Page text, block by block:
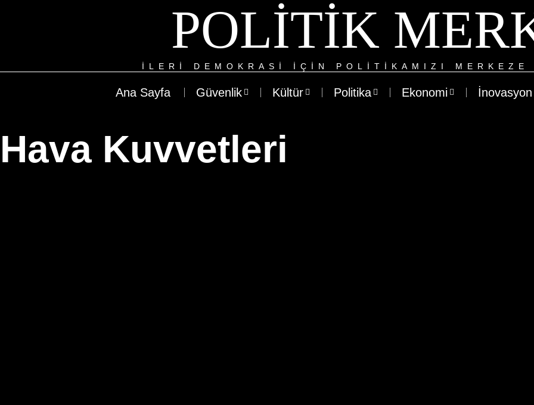
POLITIK
ILERI DEMOKRASI IÇIN POLITIKAMIZI
Ana Sayfa Güvenlik Kültür Politika Ekonomi İnovasyon
Hava Kuvvetleri